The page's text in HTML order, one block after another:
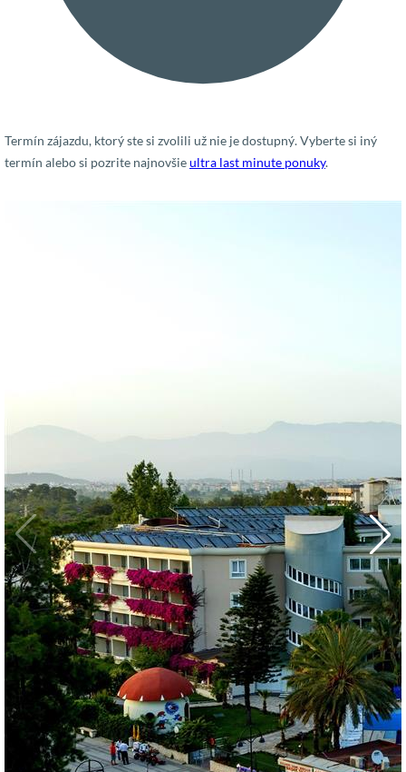
Termín zájazdu, ktorý ste si zvolili už nie je dostupný. Vyberte si iný
termín alebo si pozrite najnovšieultra last minute ponuky.